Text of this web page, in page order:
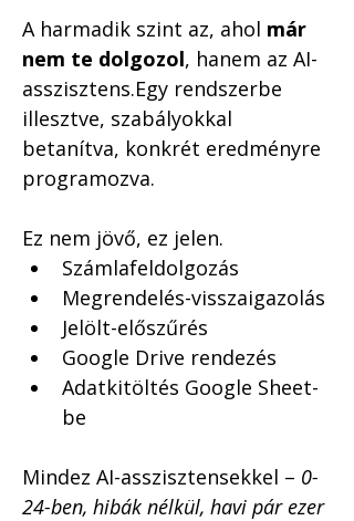
A harmadik szint az, ahol már
nem te dolgozol, hanem az AI-
asszisztens.Egy rendszerbe
illesztve, szabályokkal
betanítva, konkrét eredményre
programozva.
Ez nem jövő, ez jelen.
Számlafeldolgozás
Megrendelés-visszaigazolás
Jelölt-előszűrés
Google Drive rendezés
Adatkitöltés Google Sheet-
be
Mindez AI-asszisztensekkel – 0-
24-ben, hibák nélkül, havi pár ezer